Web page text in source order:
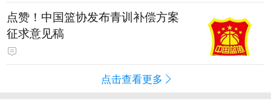
点赞！中国篮协发布青训补偿方案
征求意见稿
点击查看更多